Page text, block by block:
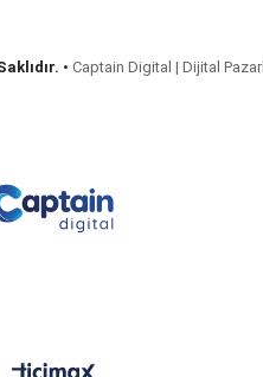
• Captain Digital | Dijital